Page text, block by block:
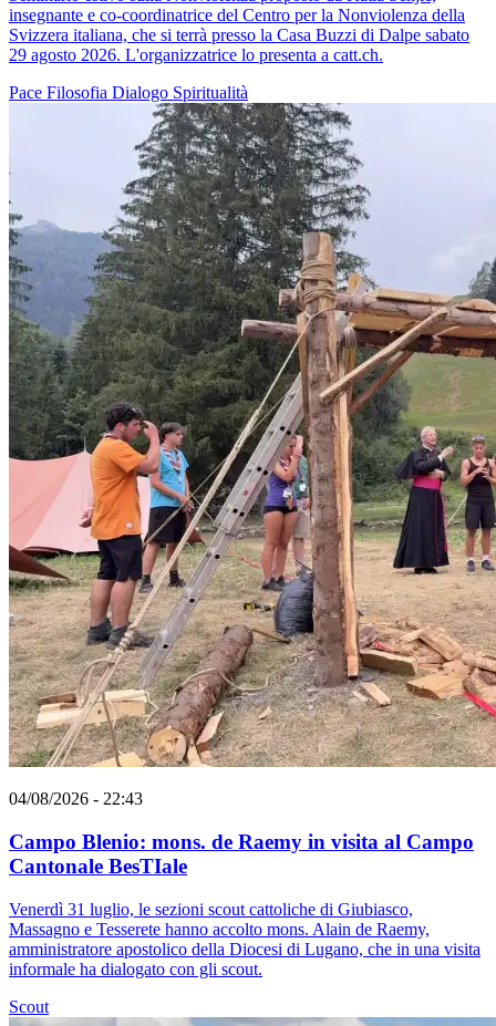
insegnante e co-coordinatrice del Centro per la Nonviolenza della
Svizzera italiana, che si terrà presso la Casa Buzzi di Dalpe sabato
29 agosto 2026. L'organizzatrice lo presenta a catt.ch.
Pace Filosofia Dialogo Spiritualità
04/08/2026 - 22:43
Campo Blenio: mons. de Raemy in visita al Campo
Cantonale BesTIale
Venerdì 31 luglio, le sezioni scout cattoliche di Giubiasco,
Massagno e Tesserete hanno accolto mons. Alain de Raemy,
amministratore apostolico della Diocesi di Lugano, che in una visita
informale ha dialogato con gli scout.
Scout